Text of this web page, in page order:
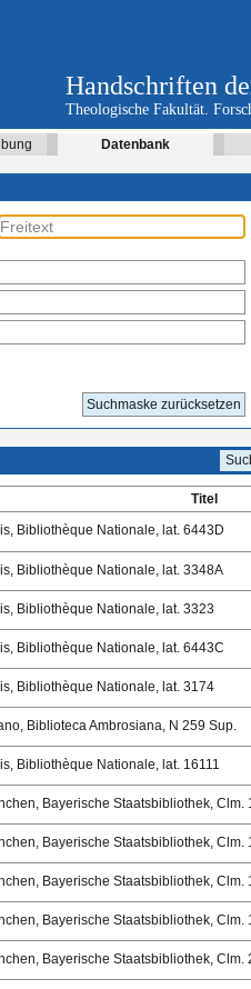
Handschriften
Theologische Fakultät.
Datenbank
Suchmaske zurücksetzen
Titel
Bibliothèque Nationale, lat. 6443D
Bibliothèque Nationale, lat. 3348A
Bibliothèque Nationale, lat. 3323
Bibliothèque Nationale, lat. 6443C
Bibliothèque Nationale, lat. 3174
Biblioteca Ambrosiana, N 259 Sup.
Bibliothèque Nationale, lat. 16111
Bayerische Staatsbibliothek, Clm.
Bayerische Staatsbibliothek, Clm.
Bayerische Staatsbibliothek, Clm.
Bayerische Staatsbibliothek, Clm.
Bayerische Staatsbibliothek, Clm.